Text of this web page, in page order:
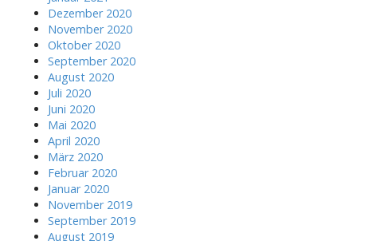
Dezember 2020
November 2020
Oktober 2020
September 2020
August 2020
Juli 2020
Juni 2020
Mai 2020
April 2020
März 2020
Februar 2020
Januar 2020
November 2019
September 2019
August 2019